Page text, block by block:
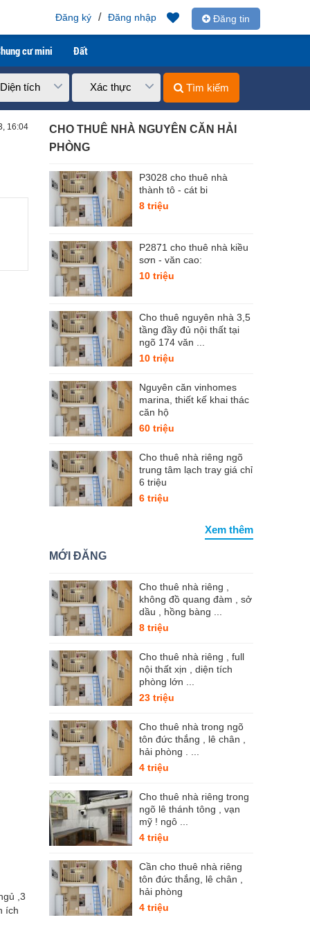
Đăng tin
Đăng nhập
/
Đăng ký
cư mini Đất
Diện tích Xác thực Tìm kiếm
16:04
,3
ích
CHO THUÊ NHÀ NGUYÊN CĂN HẢI
PHÒNG
P3028 cho thuê nhà
thành tô - cát bi
8 triệu
P2871 cho thuê nhà kiều
sơn - văn cao:
10 triệu
Cho thuê nguyên nhà 3,5
tầng đầy đủ nội thất tại
ngõ 174 văn ...
10 triệu
Nguyên căn vinhomes
marina, thiết kế khai thác
căn hộ
60 triệu
Cho thuê nhà riêng ngõ
trung tâm lạch tray giá chỉ
6 triệu
6 triệu
Xem thêm
MỚI ĐĂNG
Cho thuê nhà riêng ,
không đồ quang đàm , sở
dầu , hồng bàng ...
8 triệu
Cho thuê nhà riêng , full
nội thất xịn , diện tích
phòng lớn ...
23 triệu
Cho thuê nhà trong ngõ
tôn đức thắng , lê chân ,
hải phòng . ...
4 triệu
Cho thuê nhà riêng trong
ngõ lê thánh tông , vạn
mỹ ! ngô ...
4 triệu
Cần cho thuê nhà riêng
tôn đức thắng, lê chân ,
hải phòng
4 triệu